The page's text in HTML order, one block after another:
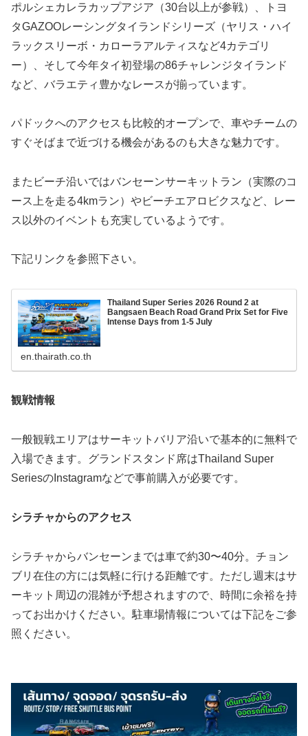
ポルシェカレラカップアジア（30台以上が参戦）、トヨ
タGAZOOレーシングタイランドシリーズ（ヤリス・ハイ
ラックスリーボ・カローラアルティスなど4カテゴリ
ー）、そして今年タイ初登場の86チャレンジタイランド
など、バラエティ豊かなレースが揃っています。
パドックへのアクセスも比較的オープンで、車やチームの
すぐそばまで近づける機会があるのも大きな魅力です。
またビーチ沿いではバンセーンサーキットラン（実際のコ
ース上を走る4kmラン）やビーチエアロビクスなど、レー
ス以外のイベントも充実しているようです。
下記リンクを参照下さい。
Thailand Super Series 2026 Round 2 at
Bangsaen Beach Road Grand Prix Set for Five
Intense Days from 1-5 July
en.thairath.co.th
観戦情報
一般観戦エリアはサーキットバリア沿いで基本的に無料で
入場できます。グランドスタンド席はThailand Super
SeriesのInstagramなどで事前購入が必要です。
シラチャからのアクセス
シラチャからバンセーンまでは車で約30〜40分。チョン
ブリ在住の方には気軽に行ける距離です。ただし週末はサ
ーキット周辺の混雑が予想されますので、時間に余裕を持
ってお出かけください。駐車場情報については下記をご参
照ください。